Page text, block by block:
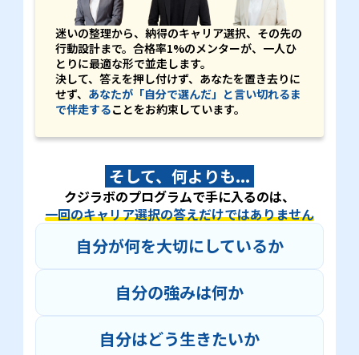
迷いの整理から、納得のキャリア選択、その先の
行動設計まで。合格率1%のメンターが、一人ひ
とりに最適な形で並走します。
決して、答えを押し付けず、あなたを置き去りに
せず、 あなたが「自分で選んだ」と言い切れるま
で伴走することをお約束しています。
そして、何よりも...
クジラボのプログラムで手に入るのは、
一回のキャリア選択の答えだけではありません
自分が何を大切にしているか
自分の強みは何か
自分はどう生きたいか